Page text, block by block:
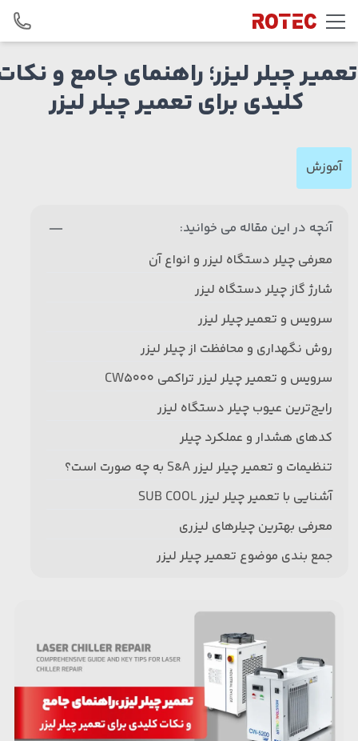
Skip to content
تعمیر چیلر لیزر؛ راهنمای جامع و
کلیدی برای تعمیر چیلر لیزر
آموزش
آنچه در این مقاله می خوانید:
معرفی چیلر دستگاه لیزر و انواع آن
شارژ گاز چیلر دستگاه لیزر
سرویس و تعمیر چیلر لیزر
روش نگهداری و محافظت از چیلر لیزر
سرویس و تعمیر چیلر لیزر تراکمی CW5000
رایج‌ترین عیوب چیلر دستگاه لیزر
کدهای هشدار و عملکرد چیلر
تنظیمات و تعمیر چیلر لیزر S&A به چه صورت است؟
آشنایی با تعمیر چیلر لیزر SUB COOL
معرفی بهترین چیلرهای لیزری
جمع بندی موضوع تعمیر چیلر لیزر